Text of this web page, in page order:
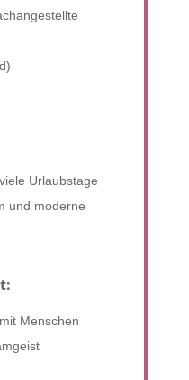
Urlaubstage
und moderne
Menschen